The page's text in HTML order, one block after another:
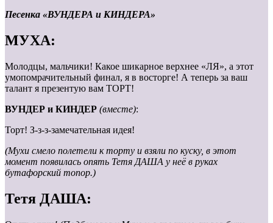
Песенка «ВУНДЕРА и КИНДЕРА»
МУХА:
Молодцы, мальчики! Какое шикарное верхнее «ЛЯ», а этот
умопомрачительный финал, я в восторге! А теперь за ваш
талант я презентую вам ТОРТ!
ВУНДЕР и КИНДЕР (вместе):
Торт! З-з-з-замечательная идея!
(Мухи смело полетели к торту и взяли по куску, в этот
момент появилась опять Тетя ДАША у неё в руках
бутафорский топор.)
Тетя ДАША: